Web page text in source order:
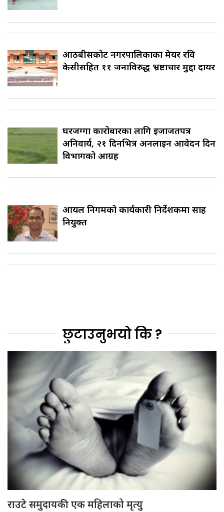
आठबीसकोट नगरपालिकाका मेयर रवि
केसीसहित ११ जनाविरुद्ध भ्रष्टाचार मुद्दा दायर
घरजग्गा कारोबारका लागि इजाजतपत्र
अनिवार्य, २१ दिनभित्र अनलाइन आवेदन दिन
विभागको आग्रह
आयल निगमको कार्यकारी निर्देशकमा साह
नियुक्त
छुटाउनुभयो कि ?
राउटे समुदायकी एक महिलाको मृत्यु